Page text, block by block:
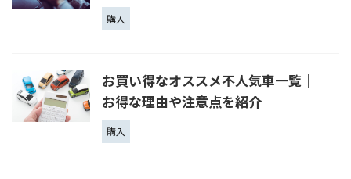
購入
お買い得なオススメ不人気車一覧｜
お得な理由や注意点を紹介
購入